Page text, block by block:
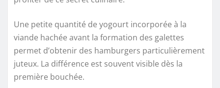
Une petite quantité de yogourt incorporée à la
viande hachée avant la formation des galettes
permet d’obtenir des hamburgers particulièrement
juteux. La différence est souvent visible dès la
première bouchée.